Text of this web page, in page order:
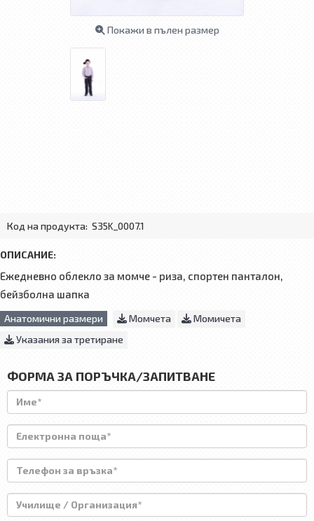
Покажи в пълен размер
Код на продукта: S35K_0007.1
ОПИСАНИЕ:
Ежедневно облекло за момче - риза, спортен панталон,
бейзболна шапка
Анатомични размери Момчета
Момичета
Указания за третиране
ФОРМА ЗА ПОРЪЧКА/ЗАПИТВАНЕ